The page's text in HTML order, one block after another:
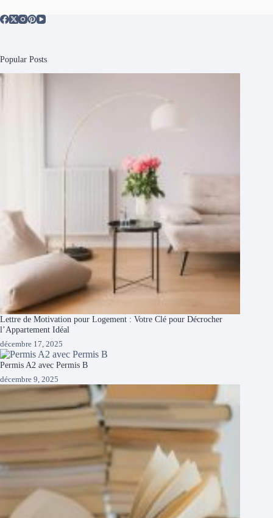
Popular Posts
Lettre de Motivation pour Logement : Votre Clé pour Décrocher
l’Appartement Idéal
décembre 17, 2025
Permis A2 avec Permis B
décembre 9, 2025